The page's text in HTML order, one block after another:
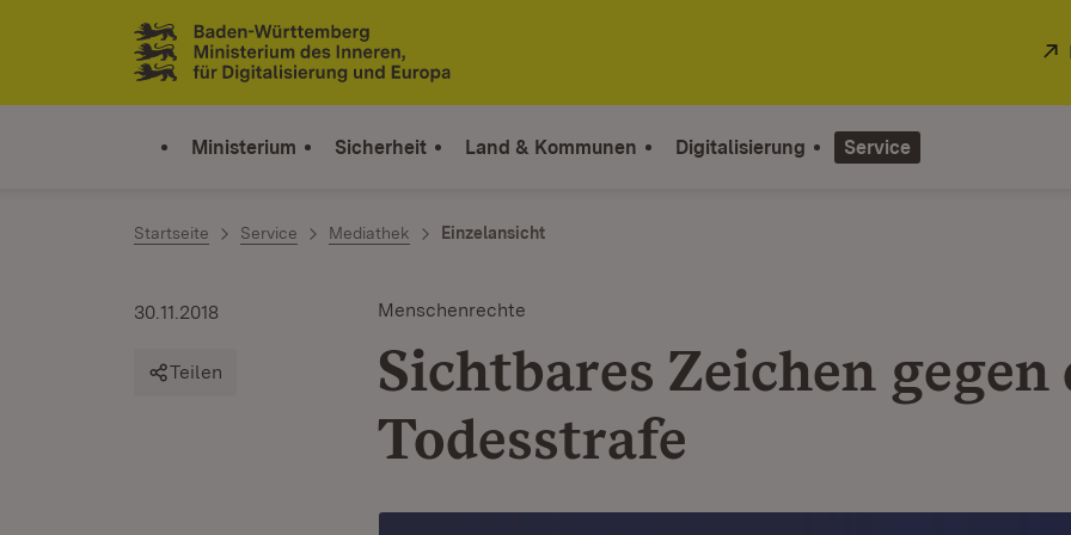
Zum Inhalt springen
Link zur Startseite
Ministerium Sicherheit Land & Kommunen Digitalisierung Service
Startseite Service Mediathek Einzelansicht
Menschenrechte
Sichtbares Zeichen gegen
Todesstrafe
30.11.2018
Teilen